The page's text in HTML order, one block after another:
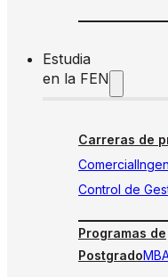
Estudia
en la FEN
Carreras de
Comercial
Control de
Programas de
Postgrado